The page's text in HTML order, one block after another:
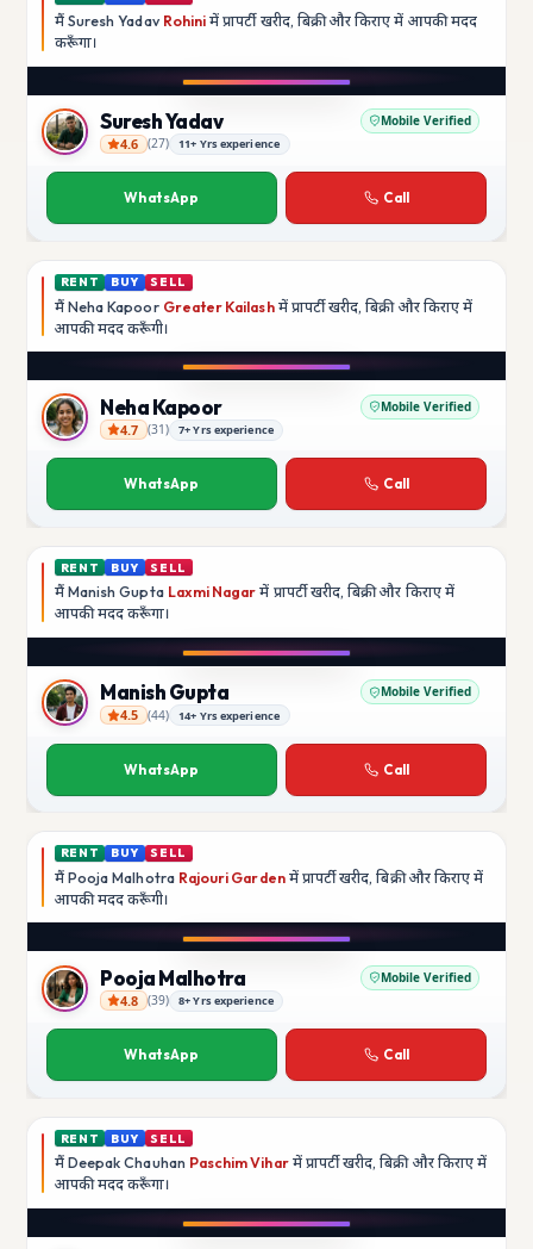
मैं Suresh Yadav Rohini में प्रापर्टी खरीद, बिक्री और किराए में आपकी मदद
करूँगा।
Suresh Yadav
Suresh Yadav Mobile Verified
4.6 (27) 11+ Yrs experience
WhatsApp Call
RENT BUY SELL
मैं Neha Kapoor Greater Kailashमें प्रापर्टी खरीद, बिक्री और किराए में
आपकी मददकरूँगी।
Neha Kapoor
Neha Kapoor Mobile Verified
4.7 (31) 7+ Yrs experience
WhatsApp Call
RENT BUY SELL
मैं Manish Gupta Laxmi Nagar में प्रापर्टी खरीद, बिक्री और किराए में
आपकी मददकरूँगा।
Manish Gupta
Manish Gupta Mobile Verified
4.5 (44) 14+ Yrs experience
WhatsApp Call
RENT BUY SELL
मैं Pooja Malhotra Rajouri Gardenमें प्रापर्टी खरीद, बिक्री और किराए में
आपकी मददकरूँगी।
Pooja Malhotra
Pooja Malhotra Mobile Verified
4.8 (39) 8+ Yrs experience
WhatsApp Call
RENT BUY SELL
मैं Deepak Chauhan Paschim Viharमें प्रापर्टी खरीद, बिक्री और किराए में
आपकी मददकरूँगा।